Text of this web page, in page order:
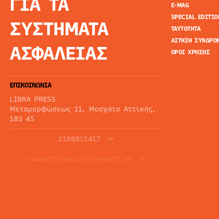
ΣΥΣΤΗΜΑΤΑ
ΑΣΦΑΛΕΙΑΣ
ΕΠΙΚΟΙΝΩΝΙΑ
LIBRA PRESS
Μεταμορφώσεως 11, Μοσχάτο Αττικής,
183 45
2108815417
support@securityreport.gr
E-MAG
SPECIAL
ΤΑΥΤΟΤΗΤΑ
ΑΙΤΗΣΗ
ΟΡΟΙ ΧΡΗΣΗΣ